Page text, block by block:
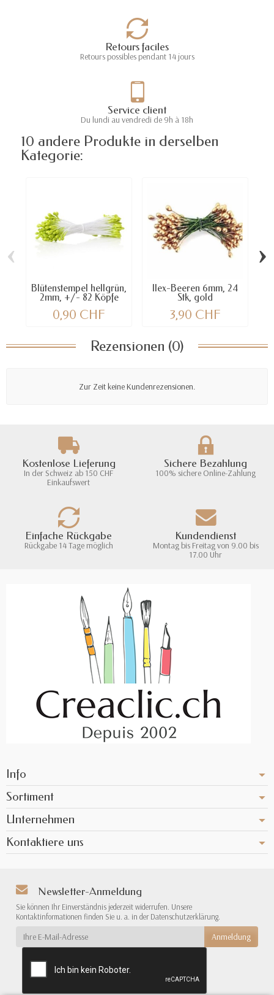
Retours faciles
Retours possibles pendant 14 jours
Service client
Du lundi au vendredi de 9h à 18h
10 andere Produkte in derselben
Kategorie:
Blütenstempel hellgrün,
2mm, +/- 82 Köpfe
0,90 CHF
Ilex-Beeren 6mm, 24
Stk, gold
3,90 CHF
‹ ›
Rezensionen (0)
Zur Zeit keine Kundenrezensionen.
Kostenlose Lieferung
In der Schweiz ab 150 CHF
Einkaufswert
Sichere Bezahlung
100% sichere Online-Zahlung
Einfache Rückgabe
Rückgabe 14 Tage möglich
Kundendienst
Montag bis Freitag von 9.00 bis
17.00 Uhr
Info
Sortiment
Unternehmen
Kontaktiere uns
Newsletter-Anmeldung
Sie können Ihr Einverständnis jederzeit widerrufen. Unsere
Kontaktinformationen finden Sie u. a. in der Datenschutzerklärung.